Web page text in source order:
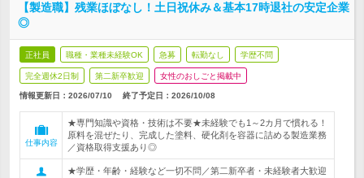
【製造職】残業ほぼなし！土日祝休み＆基本17時退社の安定企業
◎
正社員 職種・業種未経験OK 急募 転勤なし 学歴不問
完全週休2日制 第二新卒歓迎 女性のおしごと掲載中
情報更新日：2026/07/10 終了予定日： 2026/10/08
仕事内容
★専門知識や資格・技術は不要★未経験でも1～2カ月で慣れる！
原料を混ぜたり、完成した塗料、硬化剤を容器に詰める製造業務
／資格取得支援あり◎
★学歴・年齢・経験など一切不問／第二新卒者・未経験者大歓迎